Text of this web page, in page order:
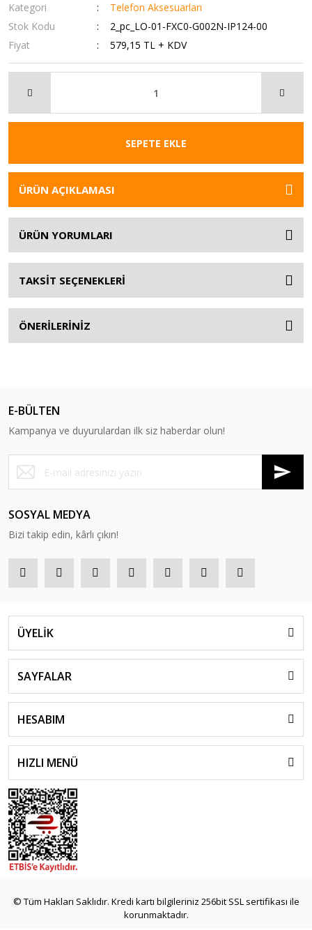
Kategori
Telefon Aksesuarları
Stok Kodu
2_pc_LO-01-FXC0-G002N-IP124-00
Fiyat
579,15 TL + KDV
SEPETE EKLE
ÜRÜN AÇIKLAMASI
ÜRÜN YORUMLARI
TAKSİT SEÇENEKLERİ
ÖNERİLERİNİZ
E-BÜLTEN
Kampanya ve duyurulardan ilk siz haberdar olun!
SOSYAL MEDYA
Bizi takip edin, kârlı çıkın!
ÜYELİK
SAYFALAR
HESABIM
HIZLI MENÜ
© Tüm Hakları Saklıdır. Kredi kartı bilgileriniz 256bit SSL sertifikası ile
korunmaktadır.